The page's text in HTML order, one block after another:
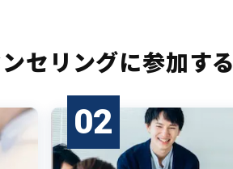
セリングに参加する
02